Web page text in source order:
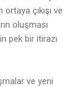
çıkışı ve
oluşması
pek bir itirazı
ve yeni